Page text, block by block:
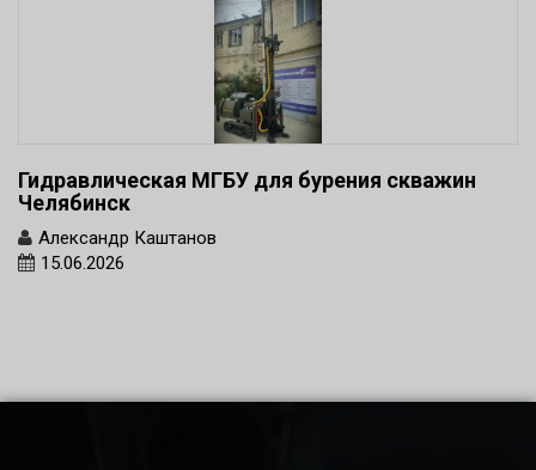
Гидравлическая МГБУ для бурения скважин
Челябинск
Александр Каштанов
15.06.2026